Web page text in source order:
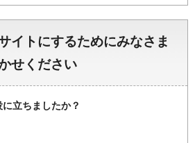
イトにするためにみなさま
せください
立ちましたか？